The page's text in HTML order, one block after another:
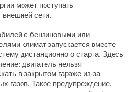
может поступать
внешней сети.
с бензиновыми или
климат запускается вместе
дистанционного старта. Здесь
двигатель нельзя
в закрытом гараже из-за
газов. Такое предупреждение,